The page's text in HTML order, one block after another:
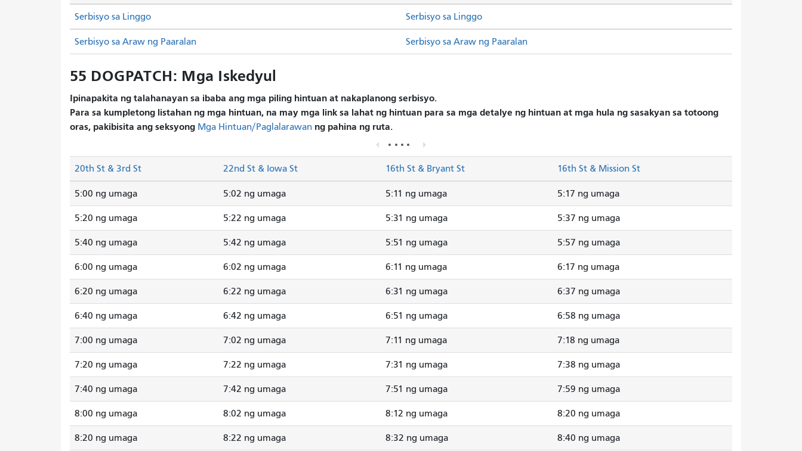
Serbisyo sa Linggo Serbisyo sa Linggo
Serbisyo sa Araw ng Paaralan Serbisyo sa Araw ng Paaralan
55 DOGPATCH: Mga Iskedyul
Ipinapakita ng talahanayan sa ibaba ang mga piling hintuan at nakaplanong serbisyo.
Para sa kumpletong listahan ng mga hintuan, na may mga link sa lahat ng hintuan para sa mga detalye ng hintuan at mga hula ng sasakyan sa totoong
oras, pakibisita ang seksyong Mga Hintuan/Paglalarawan ng pahina ng ruta.
20th St & 3rd St 22nd St & Iowa St 16th St & Bryant St 16th St & Mission St
5:00 ng umaga 5:02 ng umaga 5:11 ng umaga 5:17 ng umaga
5:20 ng umaga 5:22 ng umaga 5:31 ng umaga 5:37 ng umaga
5:40 ng umaga 5:42 ng umaga 5:51 ng umaga 5:57 ng umaga
6:00 ng umaga 6:02 ng umaga 6:11 ng umaga 6:17 ng umaga
6:20 ng umaga 6:22 ng umaga 6:31 ng umaga 6:37 ng umaga
6:40 ng umaga 6:42 ng umaga 6:51 ng umaga 6:58 ng umaga
7:00 ng umaga 7:02 ng umaga 7:11 ng umaga 7:18 ng umaga
7:20 ng umaga 7:22 ng umaga 7:31 ng umaga 7:38 ng umaga
7:40 ng umaga 7:42 ng umaga 7:51 ng umaga 7:59 ng umaga
8:00 ng umaga 8:02 ng umaga 8:12 ng umaga 8:20 ng umaga
8:20 ng umaga 8:22 ng umaga 8:32 ng umaga 8:40 ng umaga